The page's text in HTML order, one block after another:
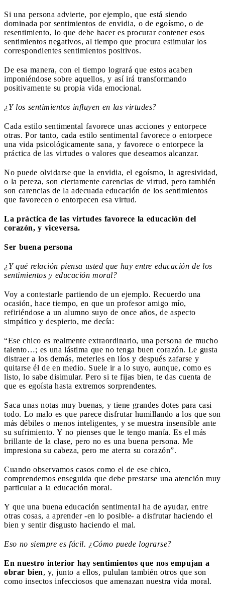
Si una persona advierte, por ejemplo, que está siendo
dominada por sentimientos de envidia, o de egoísmo, o de
resentimiento, lo que debe hacer es procurar contener esos
sentimientos negativos, al tiempo que procura estimular los
correspondientes sentimientos positivos.
De esa manera, con el tiempo logrará que estos acaben
imponiéndose sobre aquellos, y así irá transformando
positivamente su propia vida emocional.
¿Y los sentimientos influyen en las virtudes?
Cada estilo sentimental favorece unas acciones y entorpece
otras. Por tanto, cada estilo sentimental favorece o entorpece
una vida psicológicamente sana, y favorece o entorpece la
práctica de las virtudes o valores que deseamos alcanzar.
No puede olvidarse que la envidia, el egoísmo, la agresividad,
o la pereza, son ciertamente carencias de virtud, pero también
son carencias de la adecuada educación de los sentimientos
que favorecen o entorpecen esa virtud.
La práctica de las virtudes favorece la educación del
corazón, y viceversa.
Ser buena persona
¿Y qué relación piensa usted que hay entre educación de los
sentimientos y educación moral?
Voy a contestarle partiendo de un ejemplo. Recuerdo una
ocasión, hace tiempo, en que un profesor amigo mío,
refiriéndose a un alumno suyo de once años, de aspecto
simpático y despierto, me decía:
“Ese chico es realmente extraordinario, una persona de mucho
talento…; es una lástima que no tenga buen corazón. Le gusta
distraer a los demás, meterles en líos y después zafarse y
quitarse él de en medio. Suele ir a lo suyo, aunque, como es
listo, lo sabe disimular. Pero si te fijas bien, te das cuenta de
que es egoísta hasta extremos sorprendentes.
Saca unas notas muy buenas, y tiene grandes dotes para casi
todo. Lo malo es que parece disfrutar humillando a los que son
más débiles o menos inteligentes, y se muestra insensible ante
su sufrimiento. Y no pienses que le tengo manía. Es el más
brillante de la clase, pero no es una buena persona. Me
impresiona su cabeza, pero me aterra su corazón”.
Cuando observamos casos como el de ese chico,
comprendemos enseguida que debe prestarse una atención muy
particular a la educación moral.
Y que una buena educación sentimental ha de ayudar, entre
otras cosas, a aprender -en lo posible- a disfrutar haciendo el
bien y sentir disgusto haciendo el mal.
Eso no siempre es fácil. ¿Cómo puede lograrse?
En nuestro interior hay sentimientos que nos empujan a
obrar bien, y, junto a ellos, pululan también otros que son
como insectos infecciosos que amenazan nuestra vida moral.